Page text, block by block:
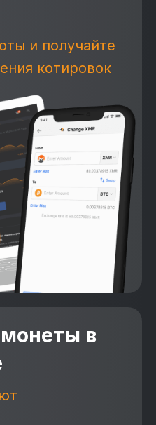
и получайте
котировок
в